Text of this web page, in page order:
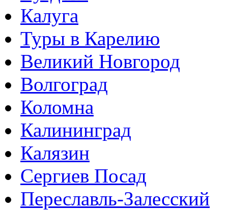
Калуга
Туры в Карелию
Великий Новгород
Волгоград
Коломна
Калининград
Калязин
Сергиев Посад
Переславль-Залесский